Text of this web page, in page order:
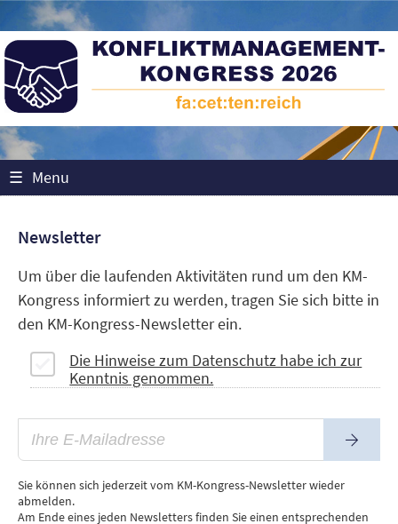
☰ Menu
Newsletter
Um über die laufenden Aktivitäten rund um den KM-
Kongress informiert zu werden, tragen Sie sich bitte in
den KM-Kongress-Newsletter ein.
Die Hinweise zum Datenschutz habe ich zur
Kenntnis genommen.
Sie können sich jederzeit vom KM-Kongress-Newsletter wieder
abmelden.
Am Ende eines jeden Newsletters finden Sie einen entsprechenden